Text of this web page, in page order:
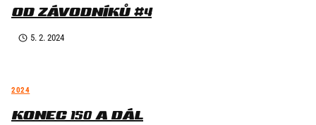
OD ZÁVODNÍKŮ #4
5. 2. 2024
2024
KONEC 150 A DÁL